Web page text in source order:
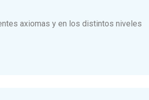
axiomas y en los distintos niveles